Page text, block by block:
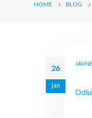
HOME BLOG
26
jan